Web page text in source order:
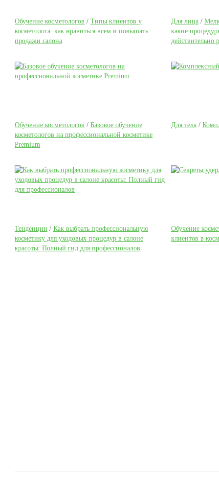
Обучение косметологов / Типы клиентов у
косметолога: как нравиться всем и повышать
продажи салона
Для лица /
какие
действительно
Обучение косметологов / Базовое обучение
косметологов на профессиональной косметике
Premium
Для тела /
Тенденции / Как выбрать профессиональную
косметику для уходовых процедур в салоне
красоты: Полный гид для профессионалов
Обучение
клиентов в